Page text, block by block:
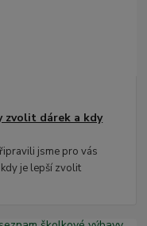
zvolit dárek a kdy
jsme pro vás
je lepší zvolit